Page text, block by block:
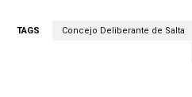
TAGS Concejo Deliberante de Salta